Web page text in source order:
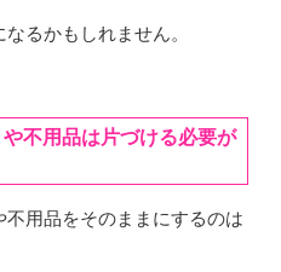
るかもしれません。
不用品は片づける必要が
用品をそのままにするのは